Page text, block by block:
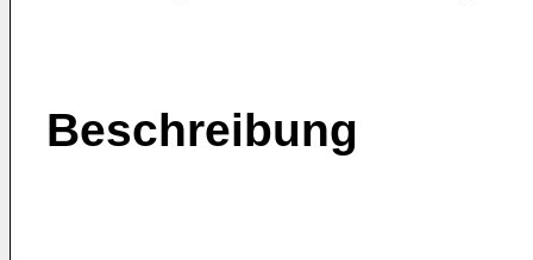
Beschreibung